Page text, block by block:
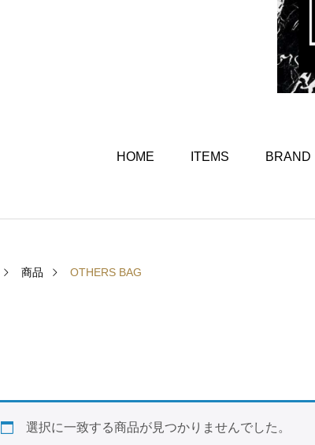
HOME ITEMS BRAND
商品 OTHERS BAG
選択に一致する商品が見つかりませんでした。